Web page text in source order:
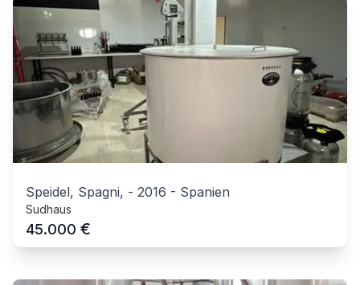
Speidel, Spagni, - 2016 - Spanien
Sudhaus
45.000 €